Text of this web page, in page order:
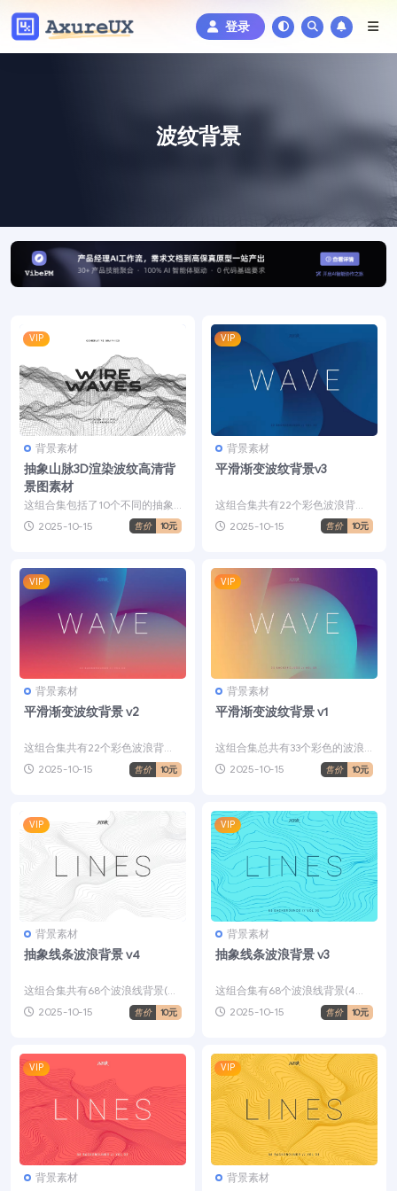
登录
波纹背景
VIP
背景素材
抽象山脉3D渲染波纹高清背
景图素材
这组合集包括了10个不同的抽象
山脉3D渲染波纹背景，这些图形
已设置为JPG和透明...
2025-10-15 售价 10元
VIP
背景素材
平滑渐变波纹背景v3
这组合集共有22个彩色波浪背景
(2个独特的背景和11种颜色变
化)。它们可以有多种...
2025-10-15 售价 10元
VIP
背景素材
平滑渐变波纹背景 v2
这组合集共有22个彩色波浪背景
(2个独特的背景和11种颜色变
化)。它们可以有多种...
2025-10-15 售价 10元
VIP
背景素材
平滑渐变波纹背景 v1
这组合集总共有33个彩色的波浪
背景(3个独特的背景，11种颜色的
变化)。它们可以...
2025-10-15 售价 10元
VIP
背景素材
抽象线条波浪背景 v4
这组合集共有68个波浪线背景(4
个独特的背景和17种颜色变化)。
它们可以有多种用...
2025-10-15 售价 10元
VIP
背景素材
抽象线条波浪背景 v3
这组合集有68个波浪线背景(4个
独特的背景，17种颜色变化)。它
们可以以多种方式...
2025-10-15 售价 10元
VIP
背景素材
VIP
背景素材